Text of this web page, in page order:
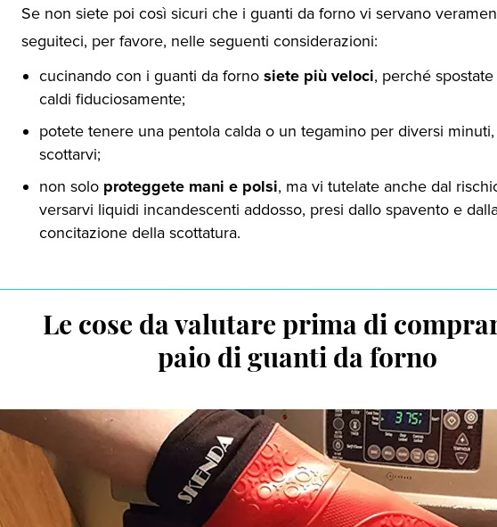
Se non siete poi così sicuri che i guanti da forno vi servano
seguiteci, per favore, nelle seguenti considerazioni:
cucinando con i guanti da forno siete più veloci, perché
caldi fiduciosamente;
potete tenere una pentola calda o un tegamino per diversi
scottarvi;
non solo proteggete mani e polsi, ma vi tutelate anche dal
versarvi liquidi incandescenti addosso, presi dallo spavento e
concitazione della scottatura.
Le cose da valutare prima di
paio di guanti da forno